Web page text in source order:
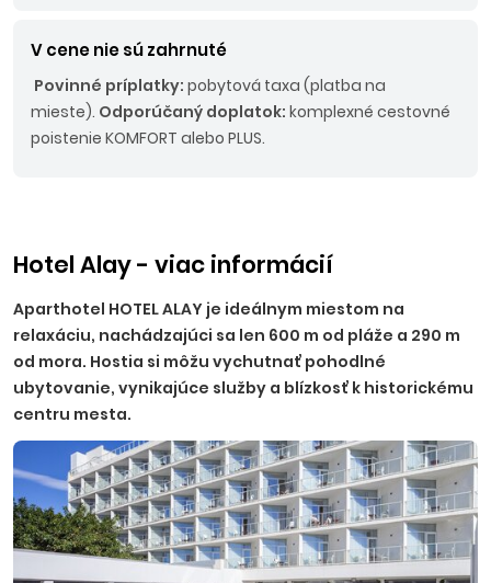
V cene nie sú zahrnuté
Povinné príplatky: pobytová taxa (platba na
mieste). Odporúčaný doplatok: komplexné cestovné
poistenie KOMFORT alebo PLUS.
Hotel Alay - viac informácií
Aparthotel HOTEL ALAY je ideálnym miestom na
relaxáciu, nachádzajúci sa len 600 m od pláže a 290 m
od mora. Hostia si môžu vychutnať pohodlné
ubytovanie, vynikajúce služby a blízkosť k historickému
centru mesta.